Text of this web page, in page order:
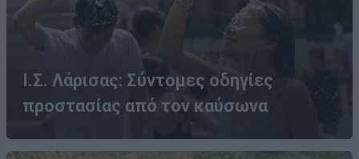
Ι.Σ. Λάρισας: Σύντομες οδηγίες
προστασίας από τον καύσωνα